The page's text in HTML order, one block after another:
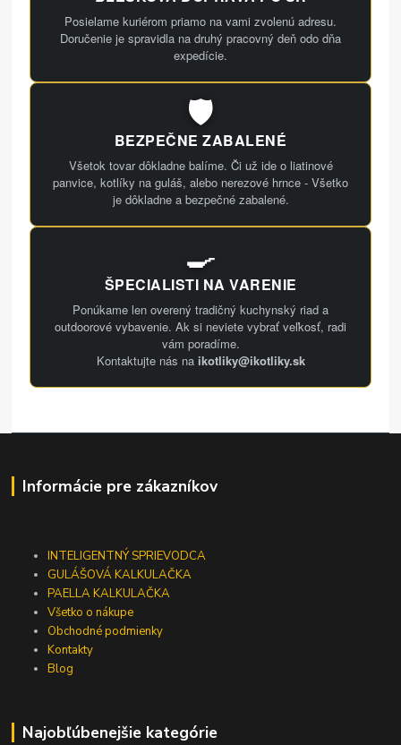
Posielame kuriérom priamo na vami zvolenú adresu.
Doručenie je spravidla na druhý pracovný deň odo dňa
expedície.
🛡️
BEZPEČNE ZABALENÉ
Všetok tovar dôkladne balíme. Či už ide o liatinové
panvice, kotlíky na guláš, alebo nerezové hrnce - Všetko
je dôkladne a bezpečné zabalené.
🍳
ŠPECIALISTI NA VARENIE
Ponúkame len overený tradičný kuchynský riad a
outdoorové vybavenie. Ak si neviete vybrať veľkosť, radi
vám poradíme.
Kontaktujte nás na ikotliky@ikotliky.sk
Informácie pre zákazníkov
INTELIGENTNÝ SPRIEVODCA
GULÁŠOVÁ KALKULAČKA
PAELLA KALKULAČKA
Všetko o nákupe
Obchodné podmienky
Kontakty
Blog
Najobľúbenejšie kategórie